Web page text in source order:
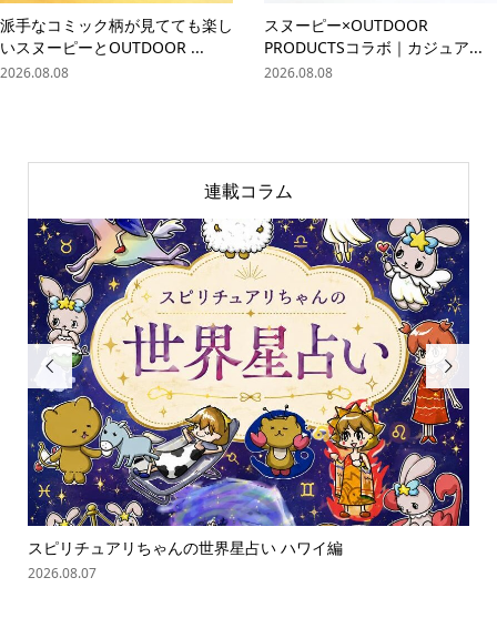
派手なコミック柄が見てても楽し
いスヌーピーとOUTDOOR ...
2026.08.08
スヌーピー×OUTDOOR
PRODUCTSコラボ｜カジュア...
2026.08.08
連載コラム

スピリチュアリちゃんの世界星占い ハワイ編
2026.08.07
